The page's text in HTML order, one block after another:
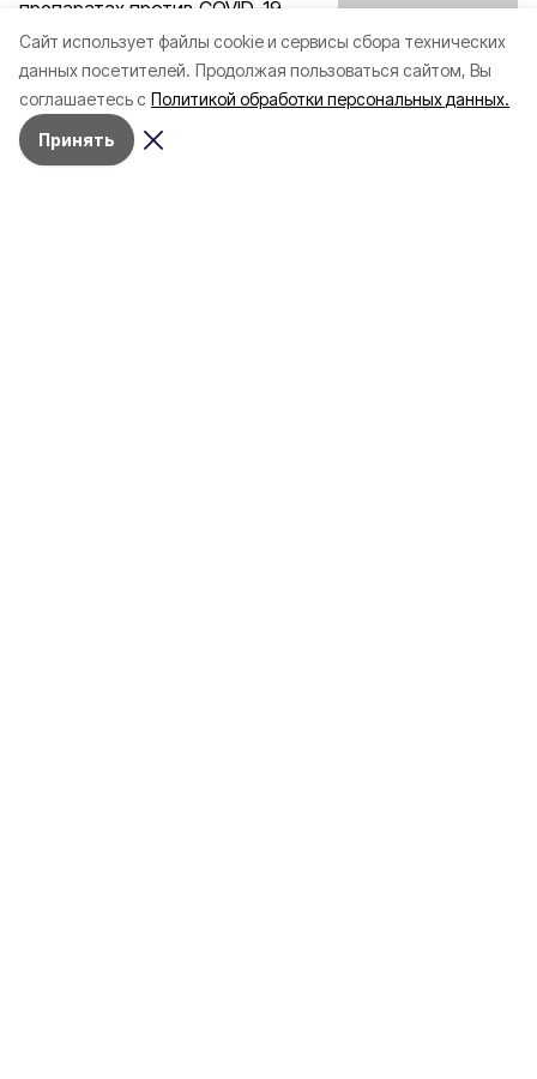
Cайт использует файлы cookie и сервисы сбора технических
данных посетителей. Продолжая пользоваться сайтом, Вы
соглашаетесь с Политикой обработки персональных данных.
Принять
препаратах против COVID-19
Единой вакцины не будет.
9 июня 2020, 16:20